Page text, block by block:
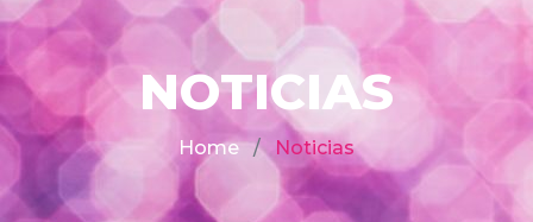
NOTICIAS
Home Noticias